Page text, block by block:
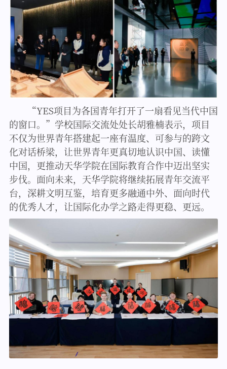
“YES项目为各国青年打开了一扇看见当代中国
的窗口。”学校国际交流处处长胡雅楠表示，项目
不仅为世界青年搭建起一座有温度、可参与的跨文
化对话桥梁，让世界青年更真切地认识中国、读懂
中国，更推动天华学院在国际教育合作中迈出坚实
步伐。面向未来，天华学院将继续拓展青年交流平
台，深耕文明互鉴，培育更多融通中外、面向时代
的优秀人才，让国际化办学之路走得更稳、更远。